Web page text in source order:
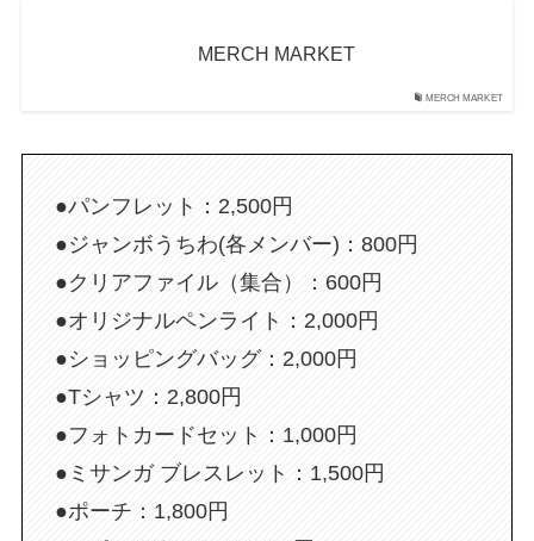
MERCH MARKET
MERCH MARKET
●パンフレット：2,500円
●ジャンボうちわ(各メンバー)：800円
●クリアファイル（集合）：600円
●オリジナルペンライト：2,000円
●ショッピングバッグ：2,000円
●Tシャツ：2,800円
●フォトカードセット：1,000円
●ミサンガ ブレスレット：1,500円
●ポーチ：1,800円